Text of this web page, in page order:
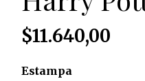
$11.640,00
Estampa